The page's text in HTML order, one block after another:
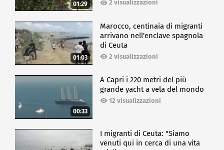
cena".
CRONACA
01:29 2 visualizzazioni
01:03
Marocco, centinaia di migranti
arrivano nell'enclave spagnola
di Ceuta
2 visualizzazioni
00:33
A Capri i 220 metri del più
grande yacht a vela del mondo
12 visualizzazioni
I migranti di Ceuta: "Siamo
venuti qui in cerca di una vita